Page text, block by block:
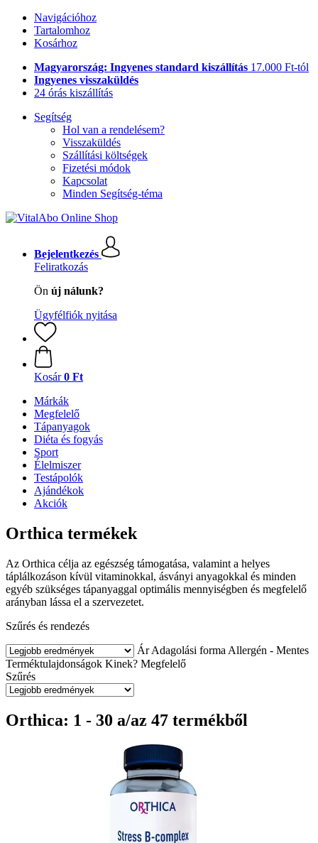
Navigációhoz
Tartalomhoz
Kosárhoz
Magyarország: Ingyenes standard kiszállítás 17.000 Ft-tól
Ingyenes visszaküldés
24 órás kiszállítás
Segítség
Hol van a rendelésem?
Visszaküldés
Szállítási költségek
Fizetési módok
Kapcsolat
Minden Segítség-téma
Bejelentkezés
Feliratkozás
Ön új nálunk?
Ügyfélfiók nyitása
Kosár 0 Ft
Márkák
Megfelelő
Tápanyagok
Diéta és fogyás
Sport
Élelmiszer
Testápolók
Ajándékok
Akciók
Orthica termékek
Az Orthica célja az egészség támogatása, valamint a helyes
táplálkozáson kívül vitaminokkal, ásványi anyagokkal és minden
egyéb szükséges tápanyaggal optimális mennyiségben és megfelelő
arányban lássa el a szervezetet.
Szűrés és rendezés
Ár Adagolási forma Allergén - Mentes
Terméktulajdonságok Kinek? Megfelelő
Szűrés
Orthica: 1 - 30 a/az 47 termékből